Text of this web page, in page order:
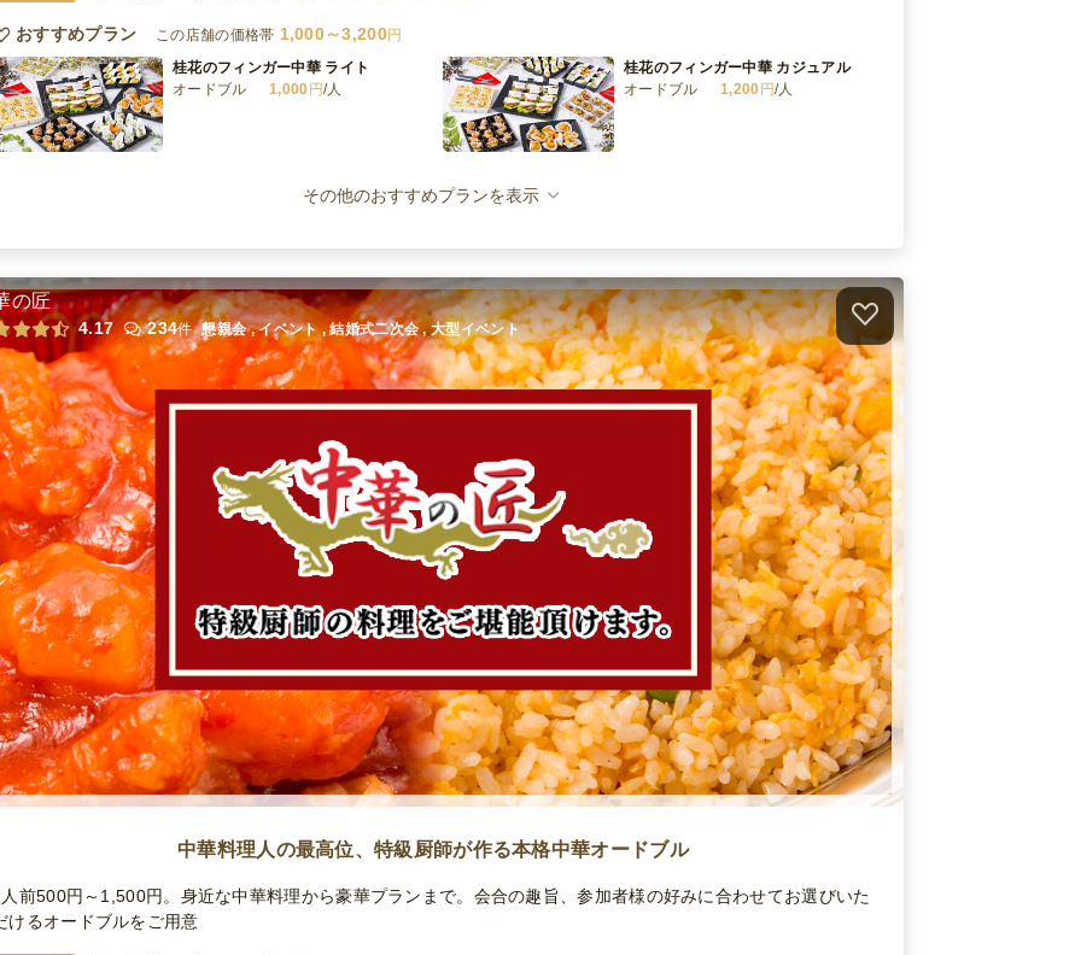
おすすめプラン この店舗の価格帯 1,000～3,200円
桂花のフィンガー中華 ライト
オードブル
1,000 円/人
桂花のフィンガー中華 カジュアル
オードブル
1,200 円/人
1,700円/人
桂花のフィンガー中華 エグゼクティ
ブ
オードブル
2,700円 /人
桂花のフィンガー中華 あわびや蟹の
ゴールデン
オードブル
3,200円/人
全てのプランを見る（6件）
その他のおすすめプランを表示
の匠
4.17 234件 懇親会 , イベント , 結婚式二次会 , 大型イベント
中華料理人の最高位、特級厨師が作る本格中華オードブル
前500円～1,500円。身近な中華料理から豪華プランまで。会合の趣旨、参加者様の好みに合わせてお選びいた
けるオードブルをご用意